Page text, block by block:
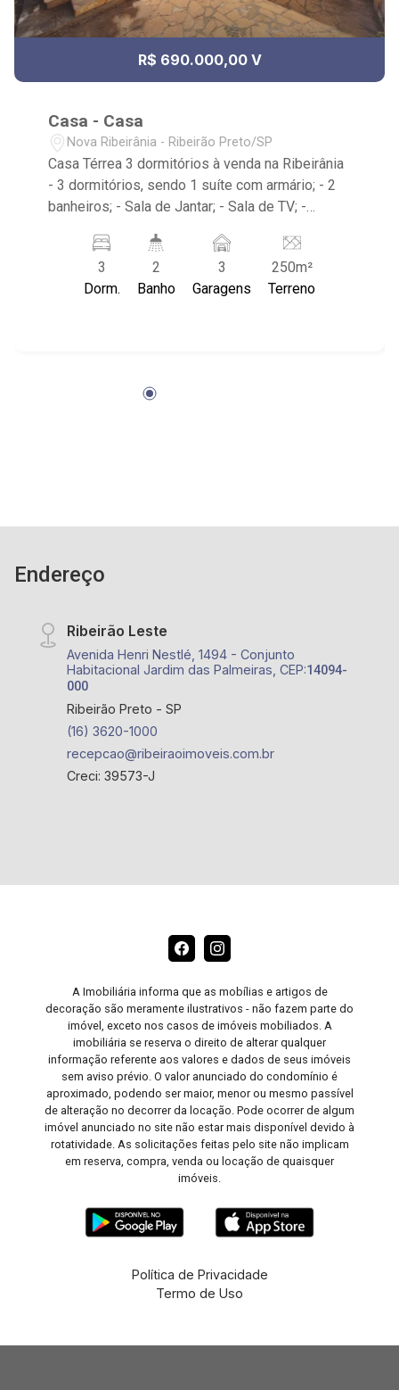
R$ 690.000,00 V
Casa - Casa
Nova Ribeirânia - Ribeirão Preto/SP
Casa Térrea 3 dormitórios à venda na Ribeirânia
- 3 dormitórios, sendo 1 suíte com armário; - 2
banheiros; - Sala de Jantar; - Sala de TV; -
Banheiro de Serviço; - Edícula; - Quintal; -
Churrasqueira; - Piscina; - 3 vagas, sendo 2
cobertas; - Próximo ao Assaí Atacadista, Novo
3
Dorm.
2
Banho
3
Garagens
250m²
Terreno
Endereço
Ribeirão Leste
Avenida Henri Nestlé, 1494 - Conjunto
Habitacional Jardim das Palmeiras, CEP:14094-
000
Ribeirão Preto - SP
(16) 3620-1000
recepcao@ribeiraoimoveis.com.br
Creci: 39573-J
A Imobiliária informa que as mobílias e artigos de
decoração são meramente ilustrativos - não fazem parte do
imóvel, exceto nos casos de imóveis mobiliados. A
imobiliária se reserva o direito de alterar qualquer
informação referente aos valores e dados de seus imóveis
sem aviso prévio. O valor anunciado do condomínio é
aproximado, podendo ser maior, menor ou mesmo passível
de alteração no decorrer da locação. Pode ocorrer de algum
imóvel anunciado no site não estar mais disponível devido à
rotatividade. As solicitações feitas pelo site não implicam
em reserva, compra, venda ou locação de quaisquer
imóveis.
Política de Privacidade
Termo de Uso